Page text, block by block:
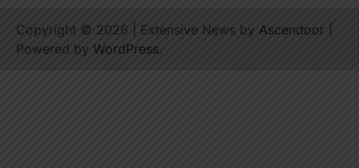
Copyright © 2026 | Extensive News by Ascendoor
Powered by WordPress.